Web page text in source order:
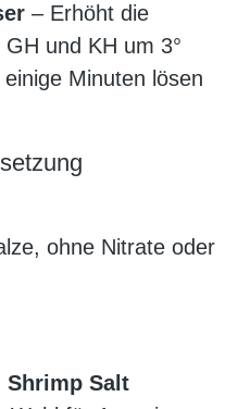
– Erhöht die
und KH um 3°
Minuten lösen
ohne Nitrate oder
Shrimp Salt